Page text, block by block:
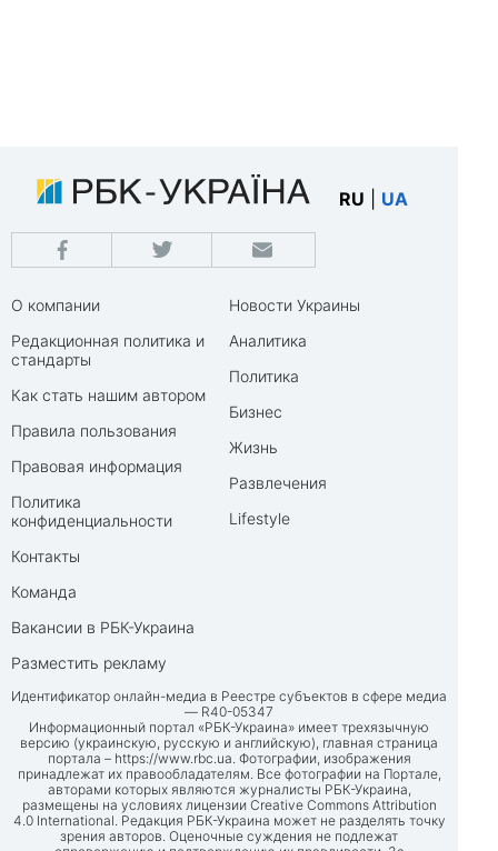
RU UA
О компании
Редакционная политика и
стандарты
Как стать нашим автором
Правила пользования
Правовая информация
Политика
конфиденциальности
Контакты
Команда
Вакансии в РБК-Украина
Разместить рекламу
Новости Украины
Аналитика
Политика
Бизнес
Жизнь
Развлечения
Lifestyle
Идентификатор онлайн-медиа в Реестре субъектов в сфере медиа
— R40-05347
Информационный портал «РБК-Украина» имеет трехязычную
версию (украинскую, русскую и английскую), главная страница
портала – https://www.rbc.ua. Фотографии, изображения
принадлежат их правообладателям. Все фотографии на Портале,
авторами которых являются журналисты РБК-Украина,
размещены на условиях лицензии Creative Commons Attribution
4.0 International. Редакция РБК-Украина может не разделять точку
зрения авторов. Оценочные суждения не подлежат